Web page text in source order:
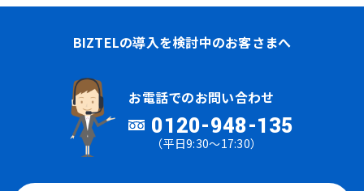
BIZTELの導入を検討中のお客さまへ
お電話でのお問い合わせ
0120-948-135
（平日9:30～17:30）